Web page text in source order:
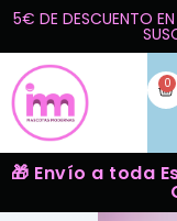
5€ DE DESCUENTO
0
🎁 Envío a toda